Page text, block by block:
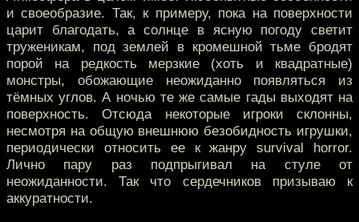
и своеобразие. Так, к примеру, пока на поверхности
царит благодать, а солнце в ясную погоду светит
труженикам, под землей в кромешной тьме бродят
порой на редкость мерзкие (хоть и квадратные)
монстры, обожающие неожиданно появляться из
тёмных углов. А ночью те же самые гады выходят на
поверхность. Отсюда некоторые игроки склонны,
несмотря на общую внешнюю безобидность игрушки,
периодически относить ее к жанру survival horror.
Лично пару раз подпрыгивал на стуле от
неожиданности. Так что сердечников призываю к
аккуратности.